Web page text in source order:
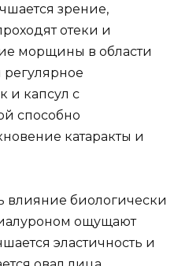
зрение,
отеки и
морщины в области
и капсул с
способно
катаракты и
биологически
ощущают
эластичность и